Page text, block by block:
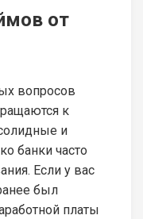
от
вопросов
к
и
банки часто
Если у вас
был
платы